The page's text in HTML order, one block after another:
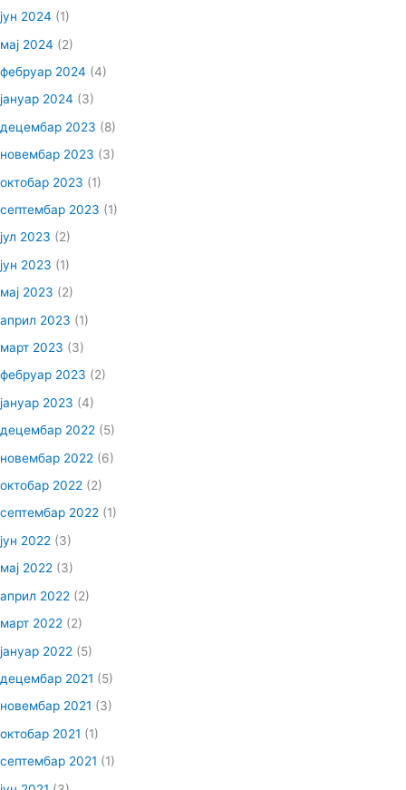
јун 2024 (1)
мај 2024 (2)
фебруар 2024 (4)
јануар 2024 (3)
децембар 2023 (8)
новембар 2023 (3)
октобар 2023 (1)
септембар 2023 (1)
јул 2023 (2)
јун 2023 (1)
мај 2023 (2)
април 2023 (1)
март 2023 (3)
фебруар 2023 (2)
јануар 2023 (4)
децембар 2022 (5)
новембар 2022 (6)
октобар 2022 (2)
септембар 2022 (1)
јун 2022 (3)
мај 2022 (3)
април 2022 (2)
март 2022 (2)
јануар 2022 (5)
децембар 2021 (5)
новембар 2021 (3)
октобар 2021 (1)
септембар 2021 (1)